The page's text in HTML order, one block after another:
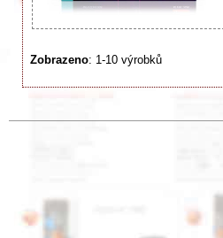
Zobrazeno: 1-10 výrobků